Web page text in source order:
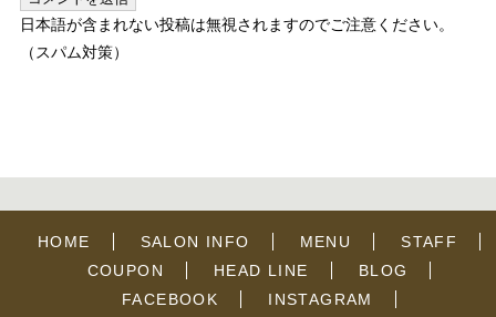
日本語が含まれない投稿は無視されますのでご注意ください。
（スパム対策）
HOME SALON INFO MENU
STAFF
COUPON
HEAD LINE
BLOG
FACEBOOK
INSTAGRAM